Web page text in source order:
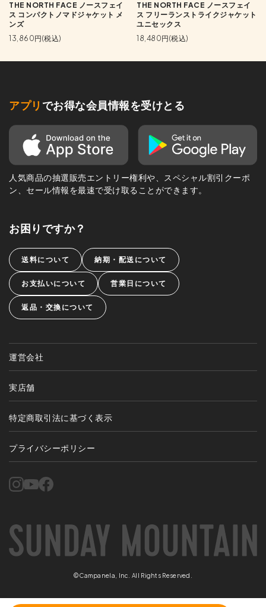
THE NORTH FACE ノースフェイ
ス コンパクトノマドジャケット メ
ンズ
13,860円(税込)
THE NORTH FACE ノースフェイ
ス フリーランストライクジャケット
ユニセックス
18,480円(税込)
アプリ でお得な会員情報を受けとる
人気商品の抽選販売エントリー権利や、スペシャル割引クーポ
ン、セール情報を最速で受け取ることができます。
お困りですか？
送料について 納期・配送について
お支払いについて 営業日について
返品・交換について
運営会社
実店舗
特定商取引法に基づく表示
プライバシーポリシー
©Campanela, Inc. All Rights Reserved.